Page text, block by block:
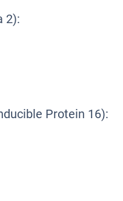
2):
Protein 16):